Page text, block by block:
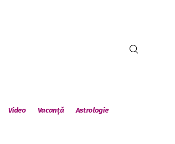
Video Vacanță Astrologie